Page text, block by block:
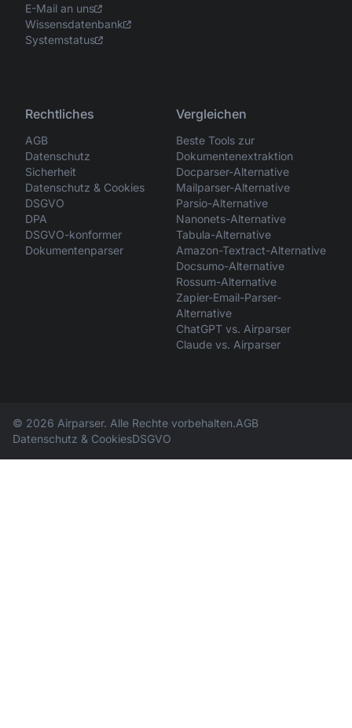
E-Mail an uns
Wissensdatenbank
Systemstatus
Rechtliches
AGB
Datenschutz
Sicherheit
Datenschutz & Cookies
DSGVO
DPA
DSGVO-konformer
Dokumentenparser
Vergleichen
Beste Tools zur
Dokumentenextraktion
Docparser-Alternative
Mailparser-Alternative
Parsio-Alternative
Nanonets-Alternative
Tabula-Alternative
Amazon-Textract-Alternative
Docsumo-Alternative
Rossum-Alternative
Zapier-Email-Parser-
Alternative
ChatGPT vs. Airparser
Claude vs. Airparser
© 2026 Airparser. Alle Rechte vorbehalten.AGB
Datenschutz & CookiesDSGVO